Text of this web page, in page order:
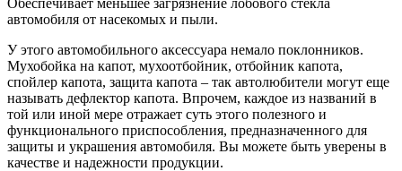
автомобиля от насекомых и пыли.
У этого автомобильного аксессуара немало поклонников.
Мухобойка на капот, мухоотбойник, отбойник капота,
спойлер капота, защита капота – так автолюбители могут еще
называть дефлектор капота. Впрочем, каждое из названий в
той или иной мере отражает суть этого полезного и
функционального приспособления, предназначенного для
защиты и украшения автомобиля. Вы можете быть уверены в
качестве и надежности продукции.